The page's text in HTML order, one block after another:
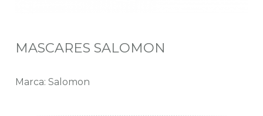
MASCARES SALOMON
Marca: Salomon